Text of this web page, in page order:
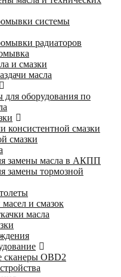
системы
радиаторов
и смазки
масла
для оборудования по
консистентной смазки
смазки
замены масла в АКПП
замены тормозной
и смазок
масла
сканеры OBD2